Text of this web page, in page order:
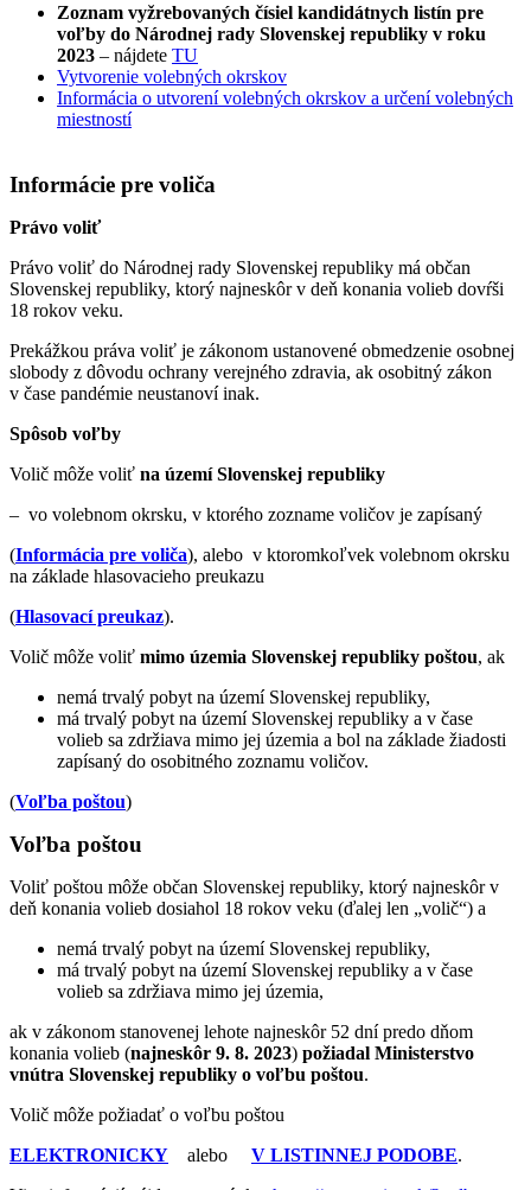
Zoznam vyžrebovaných čísiel kandidátnych listín pre
voľby do Národnej rady Slovenskej republiky v roku
2023 – nájdete TU
Vytvorenie volebných okrskov
Informácia o utvorení volebných okrskov a určení volebných
miestností
Informácie pre voliča
Právo voliť
Právo voliť do Národnej rady Slovenskej republiky má občan
Slovenskej republiky, ktorý najneskôr v deň konania volieb dovŕši
18 rokov veku.
Prekážkou práva voliť je zákonom ustanovené obmedzenie osobnej
slobody z dôvodu ochrany verejného zdravia, ak osobitný zákon
v čase pandémie neustanoví inak.
Spôsob voľby
Volič môže voliť na území Slovenskej republiky
– vo volebnom okrsku, v ktorého zozname voličov je zapísaný
(Informácia pre voliča), alebo v ktoromkoľvek volebnom okrsku
na základe hlasovacieho preukazu
(Hlasovací preukaz).
Volič môže voliť mimo územia Slovenskej republiky poštou, ak
nemá trvalý pobyt na území Slovenskej republiky,
má trvalý pobyt na území Slovenskej republiky a v čase
volieb sa zdržiava mimo jej územia a bol na základe žiadosti
zapísaný do osobitného zoznamu voličov.
(Voľba poštou)
Voľba poštou
Voliť poštou môže občan Slovenskej republiky, ktorý najneskôr v
deň konania volieb dosiahol 18 rokov veku (ďalej len „volič“) a
nemá trvalý pobyt na území Slovenskej republiky,
má trvalý pobyt na území Slovenskej republiky a v čase
volieb sa zdržiava mimo jej územia,
ak v zákonom stanovenej lehote najneskôr 52 dní predo dňom
konania volieb (najneskôr 9. 8. 2023) požiadal Ministerstvo
vnútra Slovenskej republiky o voľbu poštou.
Volič môže požiadať o voľbu poštou
ELEKTRONICKY
alebo V LISTINNEJ PODOBE.